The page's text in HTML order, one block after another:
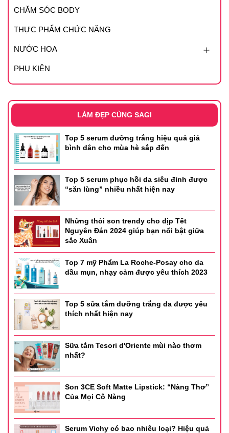
CHĂM SÓC BODY
THỰC PHẨM CHỨC NĂNG
NƯỚC HOA
PHỤ KIỆN
LÀM ĐẸP CÙNG SAGI
Top 5 serum dưỡng trắng hiệu quả giá
bình dân cho mùa hè sắp đến
Top 5 serum phục hồi da siêu đỉnh được
“săn lùng” nhiều nhất hiện nay
Những thỏi son trendy cho dịp Tết
Nguyên Đán 2024 giúp bạn nổi bật giữa
sắc Xuân
Top 7 mỹ Phẩm La Roche-Posay cho da
dầu mụn, nhạy cảm được yêu thích 2023
Top 5 sữa tắm dưỡng trắng da được yêu
thích nhất hiện nay
Sữa tắm Tesori d'Oriente mùi nào thơm
nhất?
Son 3CE Soft Matte Lipstick: “Nàng Thơ”
Của Mọi Cô Nàng
Serum Vichy có bao nhiêu loại? Hiệu quả